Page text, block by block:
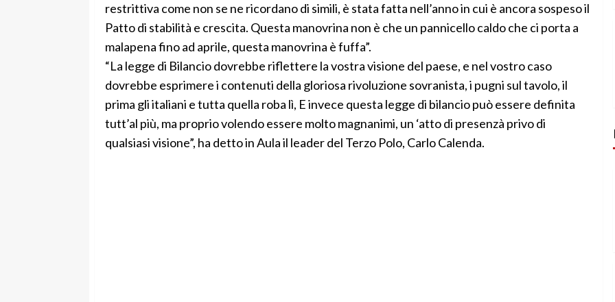
restrittiva come non se ne ricordano di simili, è stata fatta nell’anno in cui è ancora sospeso il
Patto di stabilità e crescita. Questa manovrina non è che un pannicello caldo che ci porta a
malapena fino ad aprile, questa manovrina è fuffa”.
“La legge di Bilancio dovrebbe riflettere la vostra visione del paese, e nel vostro caso
dovrebbe esprimere i contenuti della gloriosa rivoluzione sovranista, i pugni sul tavolo, il
prima gli italiani e tutta quella roba lì, E invece questa legge di bilancio può essere definita
tutt’al più, ma proprio volendo essere molto magnanimi, un ‘atto di presenzà privo di
qualsiasi visione”, ha detto in Aula il leader del Terzo Polo, Carlo Calenda.